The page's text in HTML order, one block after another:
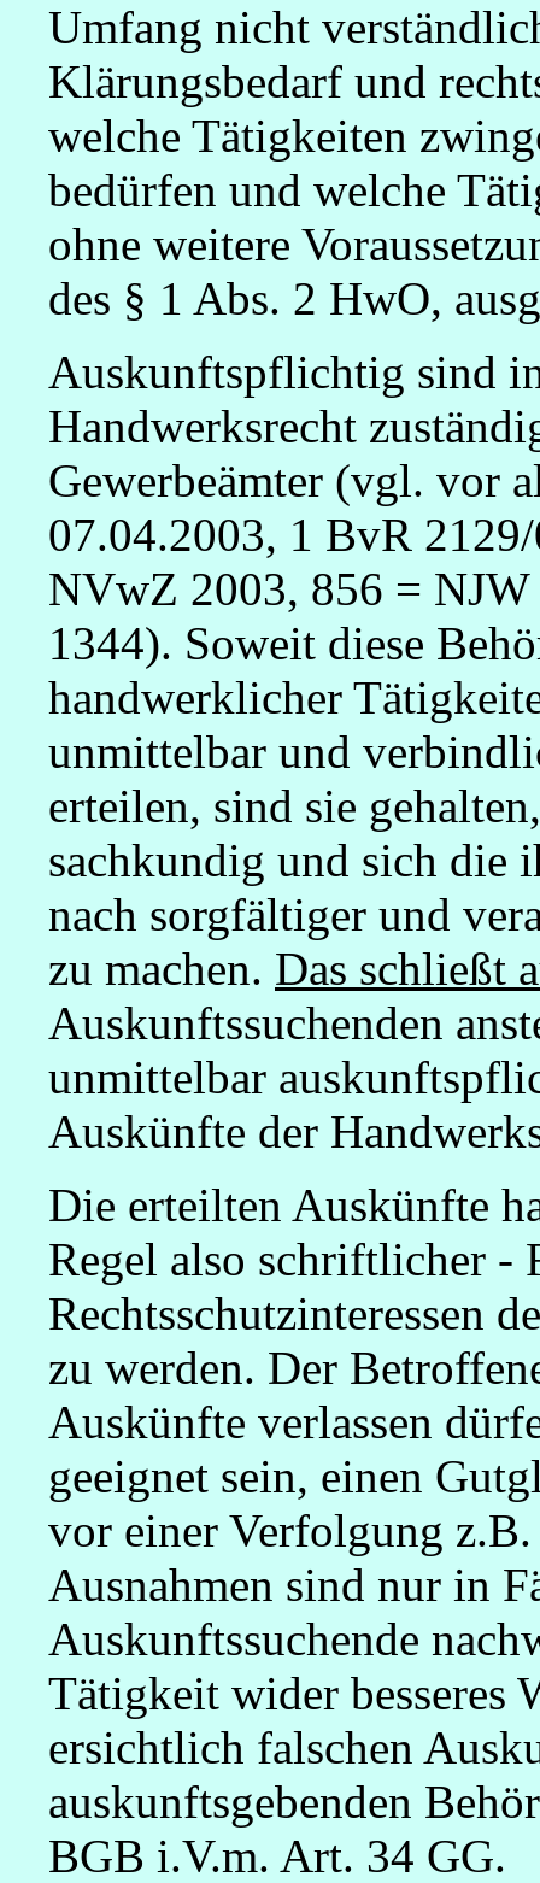
Umfang nicht
Klärungsbedarf und
welche Tätigkeiten
bedürfen und welche
ohne weitere
des § 1 Abs. 2 HwO,
Auskunftspflichtig sind
Handwerksrecht
Gewerbeämter (vgl. vor
07.04.2003, 1 BvR
NVwZ 2003, 856 =
1344). Soweit diese
handwerklicher
unmittelbar und
erteilen, sind sie
sachkundig und sich die
nach sorgfältiger und
zu machen. Das schließt
Auskunftssuchenden
unmittelbar
Auskünfte der
Die erteilten Auskünfte
Regel also schriftlicher -
Rechtsschutzinteressen
zu werden. Der
Auskünfte verlassen
geeignet sein, einen
vor einer Verfolgung
Ausnahmen sind nur in
Auskunftssuchende
Tätigkeit wider besseres
ersichtlich falschen
auskunftsgebenden
BGB i.V.m. Art. 34 GG.